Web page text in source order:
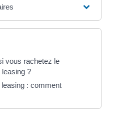
vous rachetez le
leasing ?
: comment